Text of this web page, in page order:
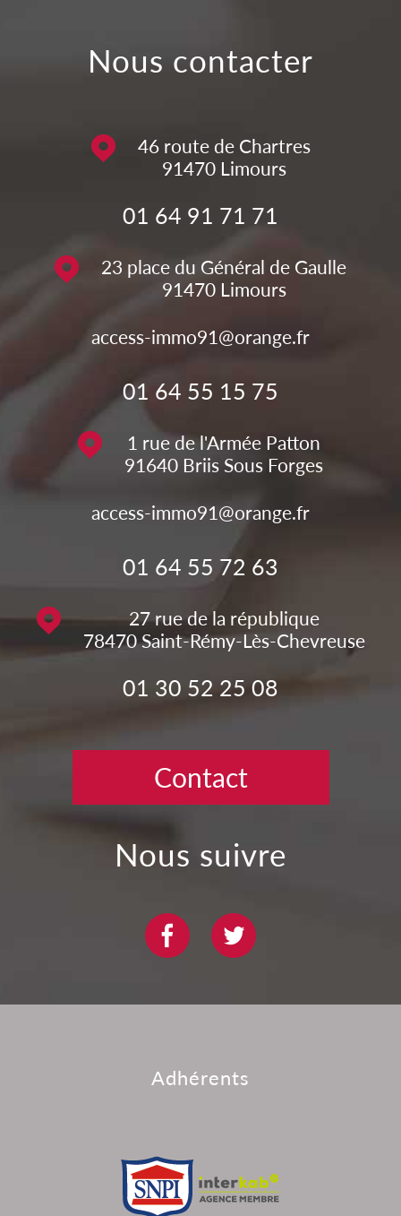
nous contacter
46 route de Chartres
91470 Limours
01 64 91 71 71
23 place du Général de Gaulle
91470 Limours
access-immo91@orange.fr
01 64 55 15 75
1 rue de l'Armée Patton
91640 Briis Sous Forges
access-immo91@orange.fr
01 64 55 72 63
27 rue de la république
78470 Saint-Rémy-Lès-Chevreuse
01 30 52 25 08
Contact
nous suivre
adhérents